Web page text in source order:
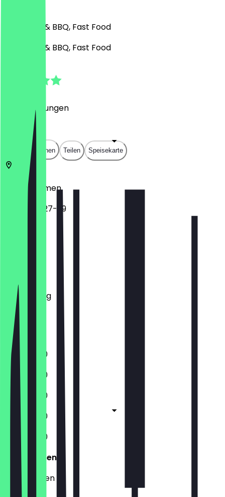
Café, Grill & BBQ, Fast Food
Café, Grill & BBQ, Fast Food
Bewertungen
In App öffnen Teilen Speisekarte
Bremen
Parkallee 27-29
Mittwoch
Donnerstag
Freitag
Samstag
Sonntag
11:30 - 15:00
11:30 - 15:00
11:30 - 15:00
11:30 - 15:00
11:30 - 15:00
Geschlossen
Geschlossen